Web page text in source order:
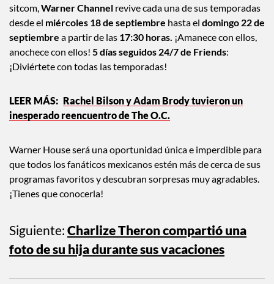
sitcom,Warner Channel revive cada una de sus temporadas
desde el miércoles 18 de septiembre hasta el domingo 22 de
septiembre a partir de las 17:30 horas. ¡Amanece con ellos,
anochece con ellos! 5 días seguidos 24/7 de Friends:
¡Diviértete con todas las temporadas!
Rachel Bilson y Adam Brody tuvieron un
inesperado reencuentro de The O.C.
Warner House será una oportunidad única e imperdible para
que todos los fanáticos mexicanos estén más de cerca de sus
programas favoritos y descubran sorpresas muy agradables.
¡Tienes que conocerla!
Siguiente: Charlize Theron compartió una
foto de su hija durante sus vacaciones